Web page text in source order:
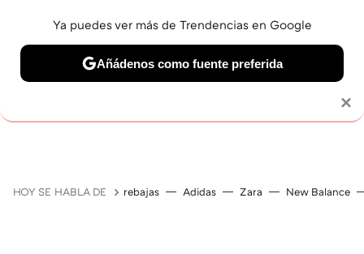
HOY SE HABLA DE rebajas Adidas Zara New Balance
×
Ya puedes ver más de Trendencias en Google
Añádenos como fuente preferida